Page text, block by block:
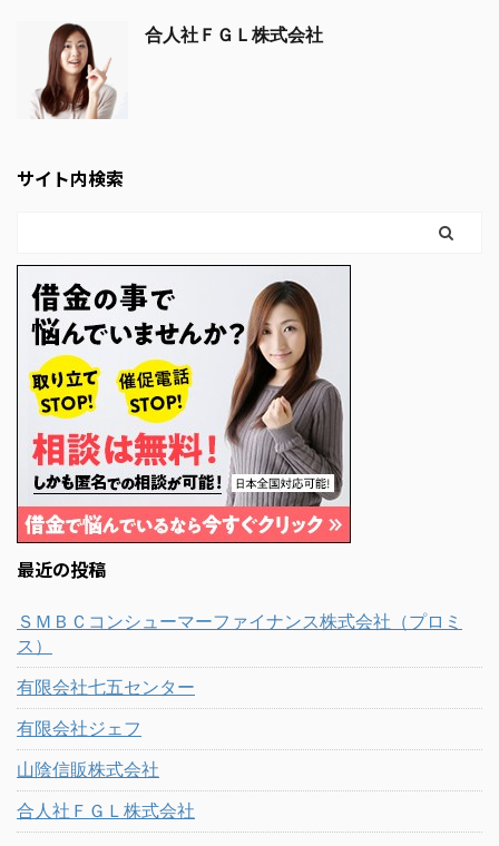
合人社ＦＧＬ株式会社
サイト内検索
最近の投稿
ＳＭＢＣコンシューマーファイナンス株式会社（プロミ
ス）
有限会社七五センター
有限会社ジェフ
山陰信販株式会社
合人社ＦＧＬ株式会社